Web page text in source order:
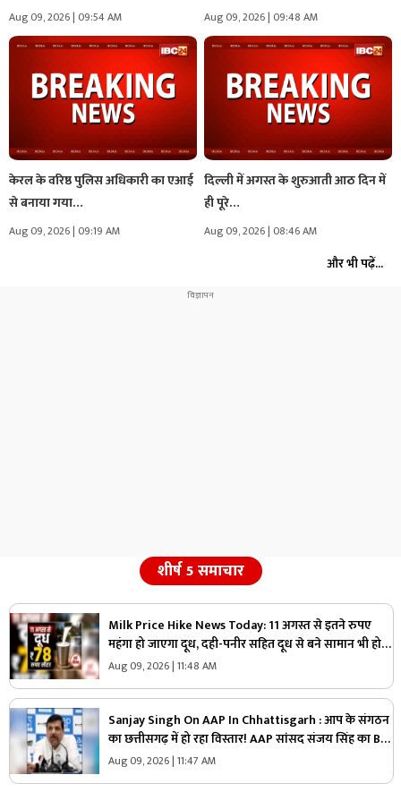
Aug 09, 2026 | 09:54 AM Aug 09, 2026 | 09:48 AM
केरल के वरिष्ठ पुलिस अधिकारी का एआई
से बनाया गया…
Aug 09, 2026 | 09:19 AM
दिल्ली में अगस्त के शुरुआती आठ दिन में
ही पूरे…
Aug 09, 2026 | 08:46 AM
और भी पढ़ें...
शीर्ष 5 समाचार
Milk Price Hike News Today: 11 अगस्त से इतने रुपए
महंगा हो जाएगा दूध, दही-पनीर सहित दूध से बने सामान भी हो
सकते हैं महंगे, जा​निए क्या होगा एक लीटर की कीमत
Aug 09, 2026 | 11:48 AM
Sanjay Singh On AAP In Chhattisgarh : आप के संगठन
का छत्तीसगढ़ में हो रहा विस्तार! AAP सांसद संजय सिंह का BJP
पर तीखा वार! बोले- इनके इशारे पर चल रही राज्य सरकार
Aug 09, 2026 | 11:47 AM